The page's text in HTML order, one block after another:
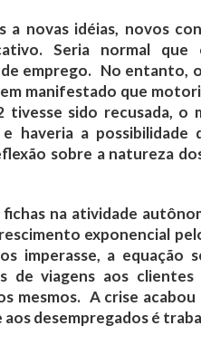
novas idéias, novos
Seria normal que
emprego. No entanto,
manifestado que
sido recusada, o
haveria a possibilidade
sobre a natureza
na atividade
exponencial
imperasse, a equação
de viagens aos
mesmos. A crise
desempregados é